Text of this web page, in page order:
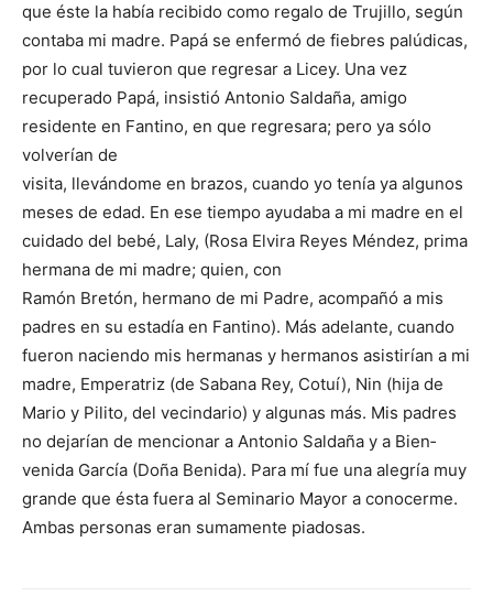
que éste la había recibido como regalo de Tru­jillo, según
contaba mi madre. Papá se enfermó de fiebres palúdicas,
por lo cual tuvieron que regresar a Licey. Una vez
recuperado Papá, insistió Antonio Saldaña, amigo
residente en Fantino, en que regresara; pero ya sólo
volverían de
visita, llevándome en brazos, cuando yo tenía ya algu­nos
meses de edad. En ese tiempo ayudaba a mi madre en el
cuidado del bebé, Laly, (Rosa Elvira Reyes Méndez, prima
hermana de mi ma­dre; quien, con
Ramón Bretón, hermano de mi Padre, acompañó a mis
padres en su estadía en Fantino). Más adelante, cuando
fueron naciendo mis hermanas y hermanos asistirían a mi
madre, Emperatriz (de Sa­bana Rey, Cotuí), Nin (hija de
Mario y Pilito, del vecindario) y algunas más. Mis padres
no dejarían de mencionar a Antonio Saldaña y a Bien­
venida García (Doña Benida). Para mí fue una alegría muy
grande que ésta fuera al Seminario Mayor a conocerme.
Ambas personas eran sumamente piadosas.